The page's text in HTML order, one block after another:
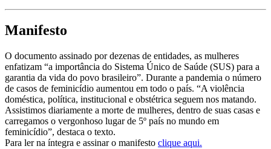
Manifesto
O documento assinado por dezenas de entidades, as mulheres
enfatizam “a importância do Sistema Único de Saúde (SUS) para a
garantia da vida do povo brasileiro”. Durante a pandemia o número
de casos de feminicídio aumentou em todo o país. “A violência
doméstica, política, institucional e obstétrica seguem nos matando.
Assistimos diariamente a morte de mulheres, dentro de suas casas e
carregamos o vergonhoso lugar de 5º país no mundo em
feminicídio”, destaca o texto.
Para ler na íntegra e assinar o manifesto clique aqui.